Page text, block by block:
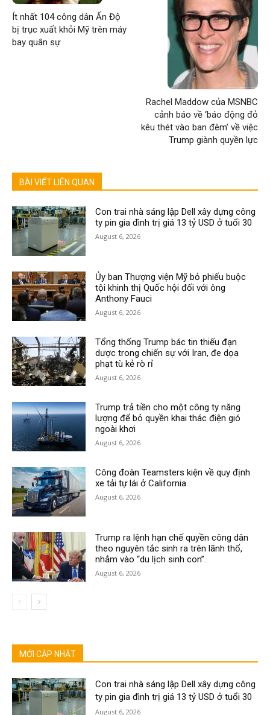
Ít nhất 104 công dân Ấn Độ
bị trục xuất khỏi Mỹ trên máy
bay quân sự
Rachel Maddow của MSNBC
cảnh báo về ‘báo động đỏ
kêu thét vào ban đêm’ về việc
Trump giành quyền lực
BÀI VIẾT LIÊN QUAN
Con trai nhà sáng lập Dell xây dựng công
ty pin gia đình trị giá 13 tỷ USD ở tuổi 30
August 6, 2026
Ủy ban Thượng viện Mỹ bỏ phiếu buộc
tội khinh thị Quốc hội đối với ông
Anthony Fauci
August 6, 2026
Tổng thống Trump bác tin thiếu đạn
dược trong chiến sự với Iran, đe dọa
phạt tù kẻ rò rỉ
August 6, 2026
Trump trả tiền cho một công ty năng
lượng để bỏ quyền khai thác điện gió
ngoài khơi
August 6, 2026
Công đoàn Teamsters kiện về quy định
xe tải tự lái ở California
August 6, 2026
Trump ra lệnh hạn chế quyền công dân
theo nguyên tắc sinh ra trên lãnh thổ,
nhắm vào “du lịch sinh con”.
August 6, 2026
MỚI CẬP NHẬT
Con trai nhà sáng lập Dell xây dựng công
ty pin gia đình trị giá 13 tỷ USD ở tuổi 30
August 6, 2026